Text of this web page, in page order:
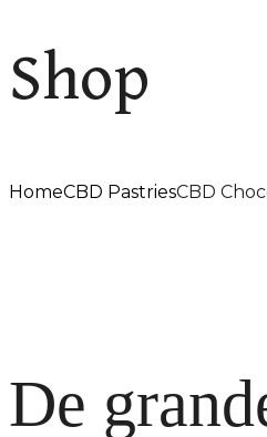
Shop
HomeCBD PastriesCBD
De